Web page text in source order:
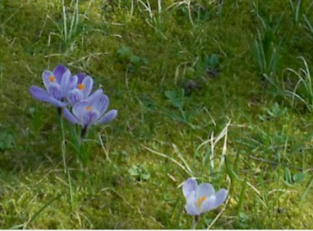
Satzung und Leitbild
Veröffentlichungen
Projekte und Aktivitäten
Initiative Langes Leben
Urwald Hondelage
Togo - ein Projekt in Afrika
GAK-Projekte
Nistkästen
Teichvertiefung
Weitere Projekte
Lebendige Schunter